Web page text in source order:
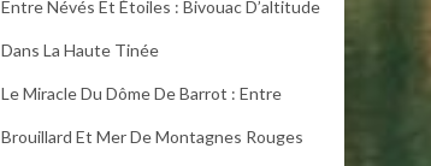
Entre Névés Et Étoiles : Bivouac D’altitude
Dans La Haute Tinée
Le Miracle Du Dôme De Barrot : Entre
Brouillard Et Mer De Montagnes Rouges